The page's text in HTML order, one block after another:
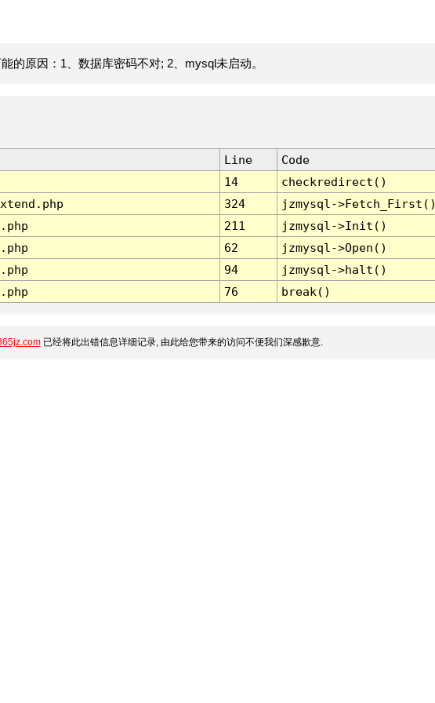
的原因：1、数据库密码不对; 2、mysql未启动。
Line
Code
14
checkredirect()
324
jzmysql-
211
jzmysql->Init()
62
jzmysql->Open()
94
jzmysql->halt()
76 break()
已经将此出错信息详细记录, 由此给您带来的访问不便我们深感歉意.